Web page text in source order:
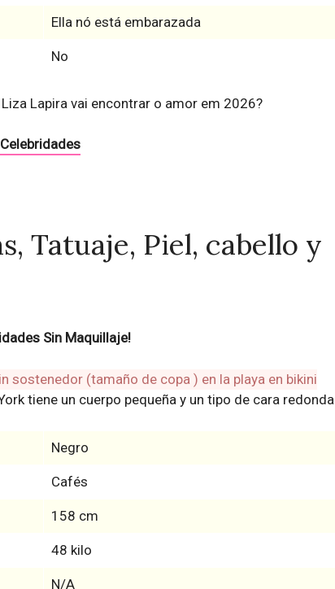
Ella nó está embarazada
No
Lapira vai encontrar o amor em 2026?
Tatuaje, Piel, cabello y
Sin Maquillaje!
tiene un cuerpo pequeña y un tipo de cara redonda
Negro
Cafés
158 cm
48 kilo
N/A